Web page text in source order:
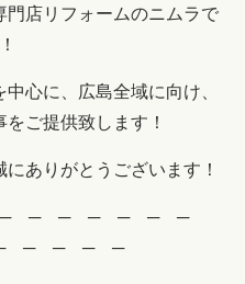
店リフォームのニムラで
心に、広島全域に向け、
ご提供致します！
ありがとうございます！
─ ─ ─ ─ ─ ─
─ ─ ─ ─